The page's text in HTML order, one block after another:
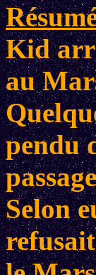
Kid
au
pendu
Selon